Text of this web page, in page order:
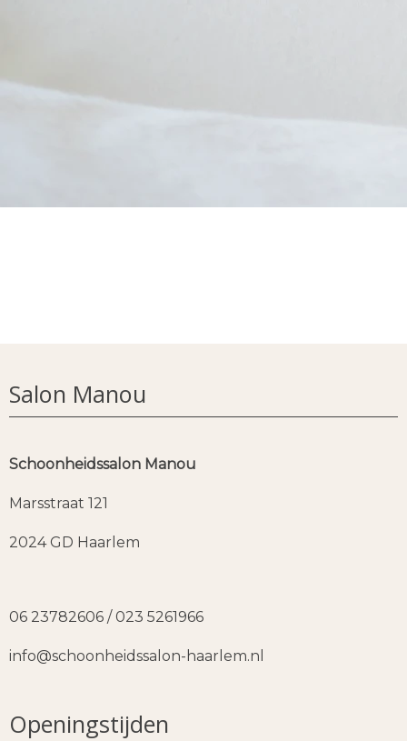
Salon Manou
Schoonheidssalon Manou
Marsstraat 121
2024 GD Haarlem
06 23782606 / 023 5261966
info@schoonheidssalon-haarlem.nl
Openingstijden